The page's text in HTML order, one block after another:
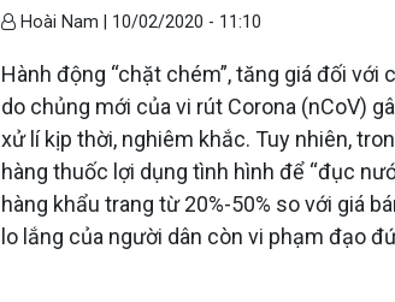
Hoài Nam | 10/02/2020 - 11:10
Hành động “chặt chém”, tăng giá đối
do chủng mới của vi rút Corona (nCoV)
xử lí kịp thời, nghiêm khắc. Tuy nhiên,
hàng thuốc lợi dụng tình hình để “đục
hàng khẩu trang từ 20%-50% so với giá
lo lắng của người dân còn vi phạm đạo